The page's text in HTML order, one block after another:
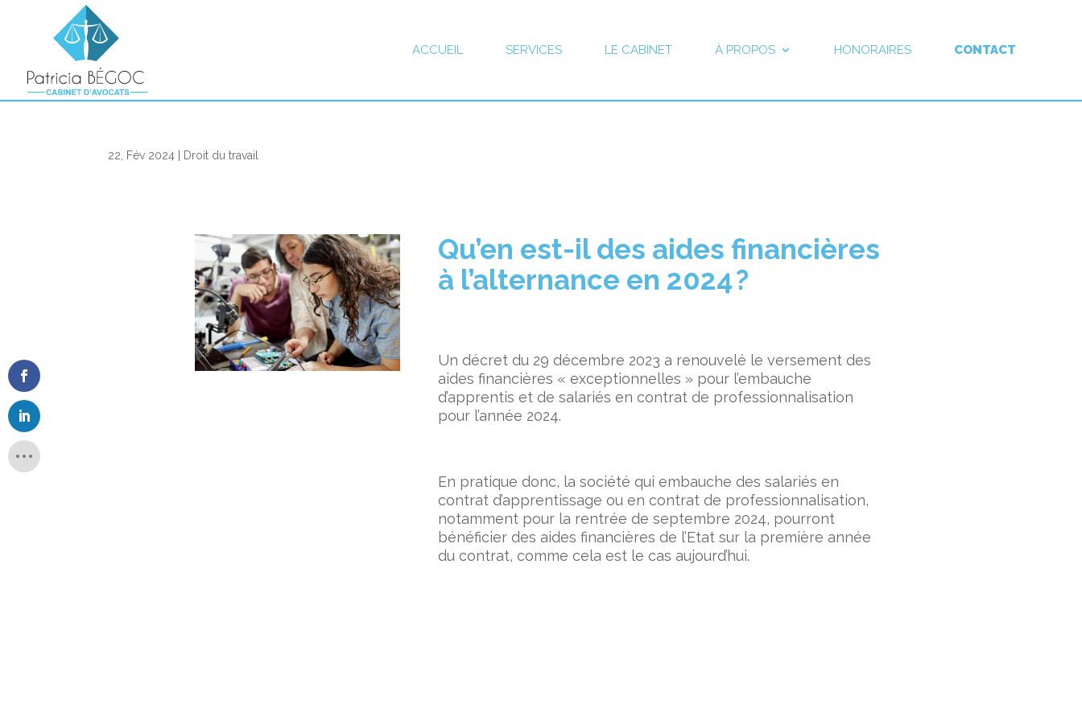
ACCUEIL SERVICES LE CABINET À PROPOS HONORAIRES CONTACT
22, Fév 2024 Droit du travail
Qu’en est-il des aides financières
à l’alternance en 2024 ?
Un décret du 29 décembre 2023 a renouvelé le versement des
aides financières « exceptionnelles » pour l’embauche
d’apprentis et de salariés en contrat de professionnalisation
pour l’année 2024.
En pratique donc, la société qui embauche des salariés en
contrat d’apprentissage ou en contrat de professionnalisation,
notamment pour la rentrée de septembre 2024, pourront
bénéficier des aides financières de l’Etat sur la première année
du contrat, comme cela est le cas aujourd’hui.